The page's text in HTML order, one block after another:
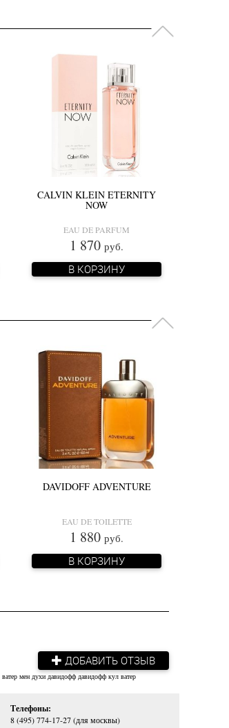
CALVIN KLEIN ETERNITY
NOW
EAU DE PARFUM
1 870 руб.
В КОРЗИНУ
DAVIDOFF ADVENTURE
EAU DE TOILETTE
1 880 руб.
В КОРЗИНУ
ДОБАВИТЬ ОТЗЫВ
мен духи давидофф давидофф кул ватер
Телефоны:
8 (495) 774-17-27 (для москвы)